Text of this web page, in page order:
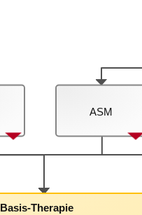
ASM
Basis-Therapie